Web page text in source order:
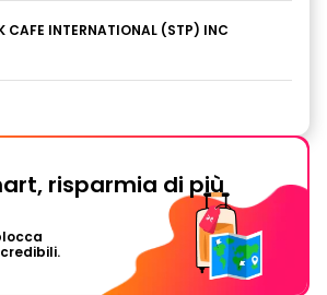
CAFE INTERNATIONAL (STP) INC
risparmia di più